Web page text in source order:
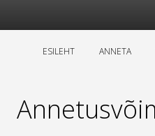
ESILEHT ANNETA